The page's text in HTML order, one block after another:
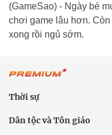
(GameSao) - Ngày bé
chơi game lâu hơn.
xong rồi ngủ sớm.
Thời sự
Dân tộc và Tôn giáo